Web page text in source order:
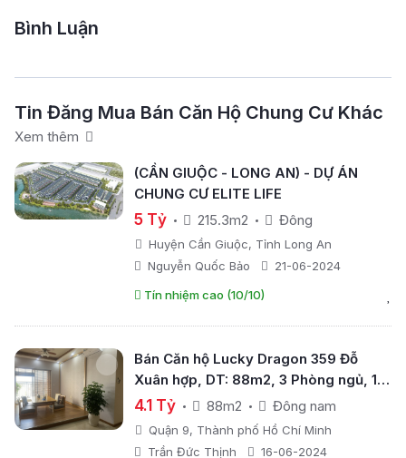
Bình Luận
Tin Đăng Mua Bán Căn Hộ Chung Cư Khác
Xem thêm
(CẦN GIUỘC - LONG AN) - DỰ ÁN
CHUNG CƯ ELITE LIFE
5 Tỷ 215.3m2 Đông
Huyện Cần Giuộc, Tỉnh Long An
Nguyễn Quốc Bảo
21-06-2024
Tín nhiệm cao (10/10)
Bán Căn hộ Lucky Dragon 359 Đỗ
Xuân hợp, DT: 88m2, 3 Phòng ngủ, 1
Phòng khách, 2 WC, hướng cửa Đông
Nam - ban công Tây Nam; full nội thất
4.1 Tỷ 88m2 Đông nam
Quận 9, Thành phố Hồ Chí Minh
Trần Đức Thịnh
16-06-2024